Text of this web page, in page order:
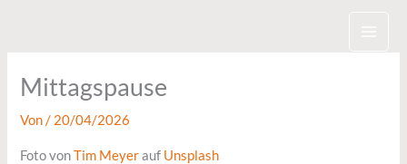
Mittagspause
Von/ 20/04/2026
Foto vonTim Meyerauf Unsplash